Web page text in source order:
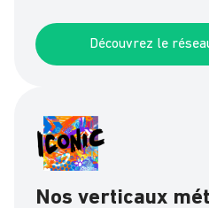
Découvrez le
Nos verticaux